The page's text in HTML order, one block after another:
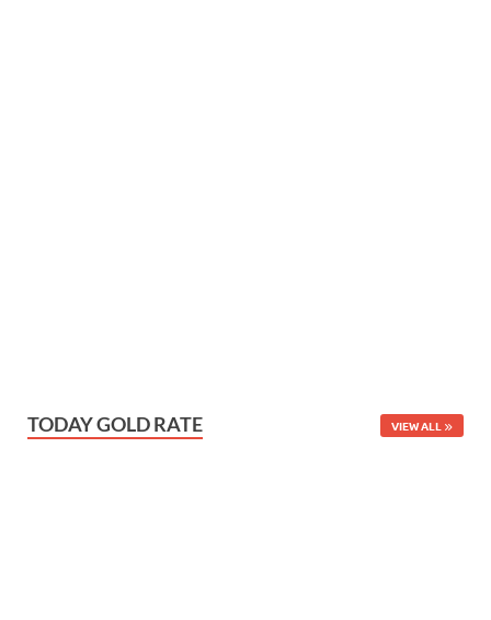
TODAY GOLD RATE VIEW ALL